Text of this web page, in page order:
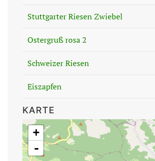
Stuttgarter Riesen Zwiebel
Ostergruß rosa 2
Schweizer Riesen
Eiszapfen
KARTE
+
-